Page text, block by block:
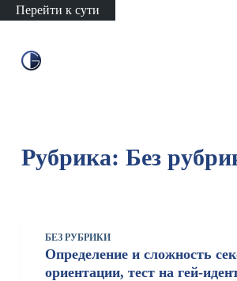
Перейти к сути
Рубрика: Без
БЕЗ РУБРИКИ
Определение и сложность
ориентации, тест на гей-